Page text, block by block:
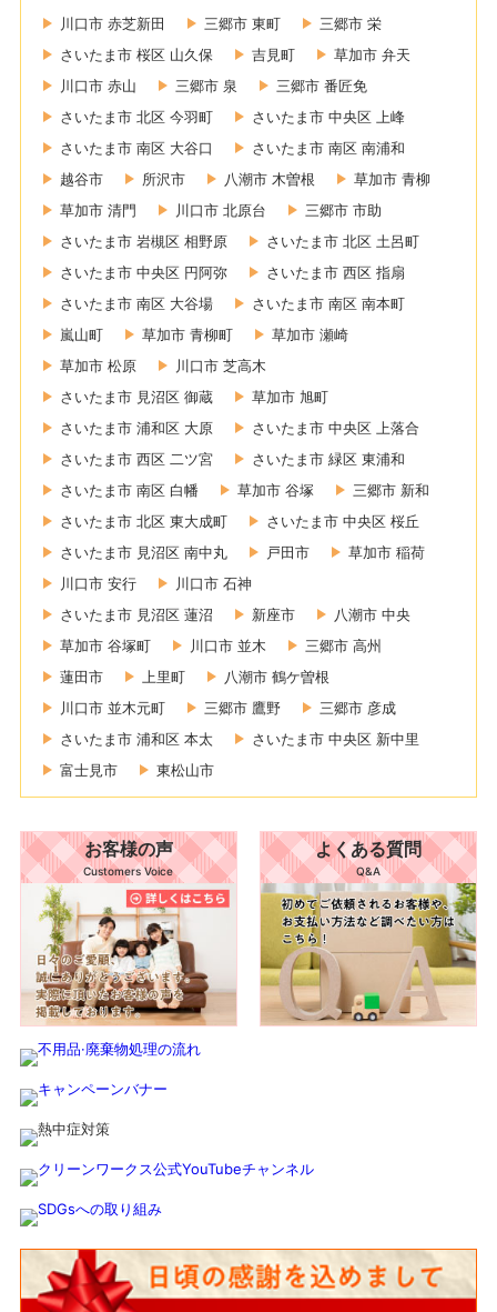
川口市 赤芝新田
三郷市 東町
三郷市 栄
さいたま市 桜区 山久保
吉見町
草加市 弁天
川口市 赤山
三郷市 泉
三郷市 番匠免
さいたま市 北区 今羽町
さいたま市 中央区 上峰
さいたま市 南区 大谷口
さいたま市 南区 南浦和
越谷市
所沢市 八潮市 木曽根
草加市 青柳
草加市 清門
川口市 北原台
三郷市 市助
さいたま市 岩槻区 相野原
さいたま市 北区 土呂町
さいたま市 中央区 円阿弥
さいたま市 西区 指扇
さいたま市 南区 大谷場
さいたま市 南区 南本町
嵐山町
草加市 青柳町
草加市 瀬崎
草加市 松原
川口市 芝高木
さいたま市 見沼区 御蔵
草加市 旭町
さいたま市 浦和区 大原
さいたま市 中央区 上落合
さいたま市 西区 二ツ宮
さいたま市 緑区 東浦和
さいたま市 南区 白幡
草加市 谷塚
三郷市 新和
さいたま市 北区 東大成町
さいたま市 中央区 桜丘
さいたま市 見沼区 南中丸
戸田市
草加市 稲荷
川口市 安行
川口市 石神
さいたま市 見沼区 蓮沼
新座市
八潮市 中央
草加市 谷塚町
川口市 並木
三郷市 高州
蓮田市
上里町
八潮市 鶴ケ曽根
川口市 並木元町
三郷市 鷹野
三郷市 彦成
さいたま市 浦和区 本太
さいたま市 中央区 新中里
富士見市
東松山市
お客様の声
Customers Voice
よくある質問
Q&A